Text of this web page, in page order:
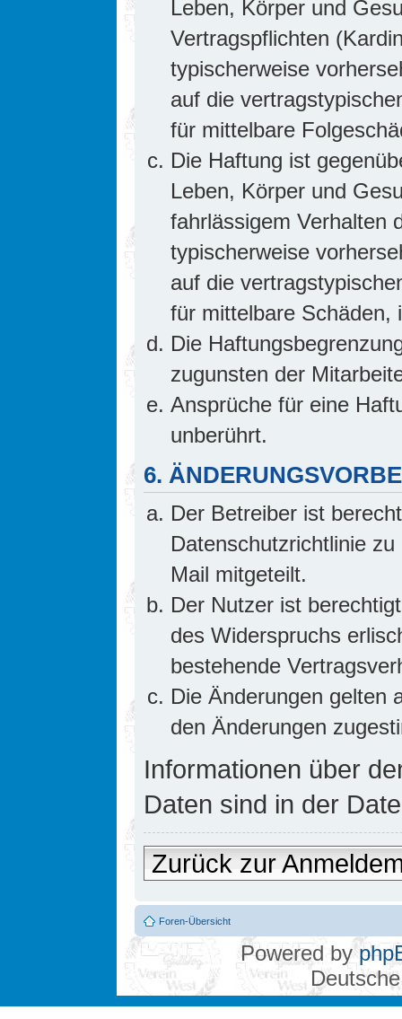
Leben, Körper und
Vertragspflichten
typischerweise
auf die
für mittelbare
Die Haftung ist
Leben, Körper und
fahrlässigem Verhalten
typischerweise
auf die
für mittelbare Schäden,
Die
zugunsten der
Ansprüche für eine
unberührt.
6.
Der Betreiber ist
Datenschutzrichtlinie
Mail mitgeteilt.
Der Nutzer ist
des Widerspruchs
bestehende
Die Änderungen gelten
den Änderungen
Informationen über
Daten sind in der
Zurück zur
Foren-Übersicht
Powered by